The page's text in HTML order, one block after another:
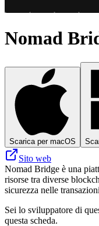
Nomad
Scarica per macOS
Sito web
Nomad Bridge è una
risorse tra diverse
sicurezza nelle
Sei lo sviluppatore di
questa scheda.